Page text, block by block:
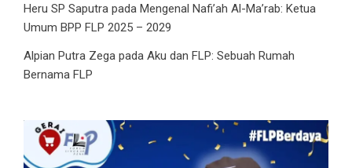
Heru SP Saputra pada Mengenal Nafi’ah Al-Ma’rab: Ketua
Umum BPP FLP 2025 – 2029
Alpian Putra Zega pada Aku dan FLP: Sebuah Rumah
Bernama FLP